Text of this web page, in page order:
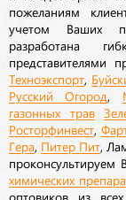
пожеланиям
учетом Ваших
разработана
представителями
Техноэкспорт
Русский Огород
газонных трав
Росторфинвест
Гера Питер Пит ,
проконсультируем
химических
оптовиков из